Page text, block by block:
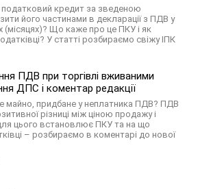
кредит за зведеною
його частинами в декларації з ПДВ у
(місяцях)? Що каже про це ПКУ і як
У статті розбираємо свіжу ІПК
ПДВ при торгівлі вживаними
ДПС і коментар редакції
майно, придбане у неплатника ПДВ? ПДВ
різниці між ціною продажу і
цього встановлює ПКУ та на що
– розбираємо в коментарі до нової